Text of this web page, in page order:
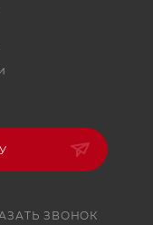
ЗВОНОК